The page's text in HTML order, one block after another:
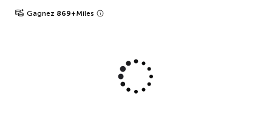
Gagnez 869+Miles